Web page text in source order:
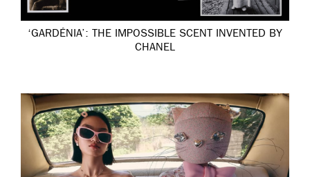
‘GARDÉNIA’: THE IMPOSSIBLE SCENT INVENTED BY
CHANEL